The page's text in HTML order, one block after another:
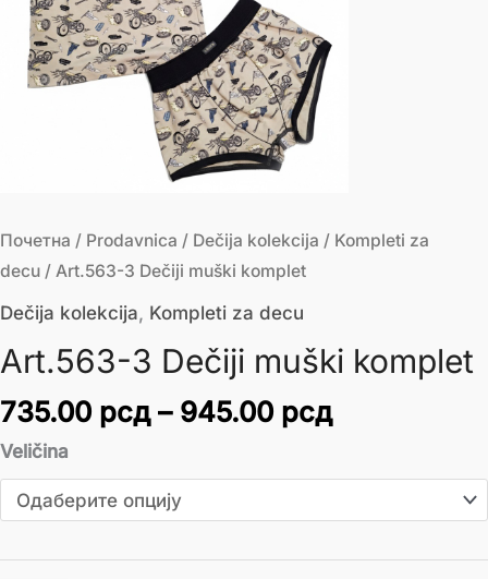
Почетна / Prodavnica / Dečija kolekcija / Kompleti za
decu / Art.563-3 Dečiji muški komplet
Dečija kolekcija, Kompleti za decu
Art.563-3 Dečiji muški komplet
735.00 рсд – 945.00 рсд
Veličina